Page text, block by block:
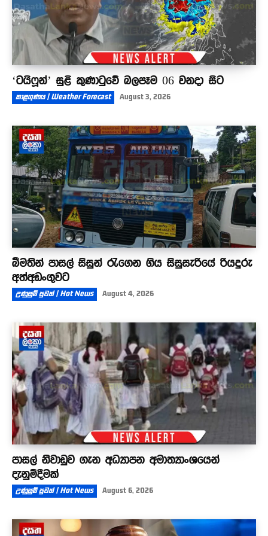
‘ටයිෆූන්’ සුළි කුණාටුවේ බලපෑම 06 වනදා සිට
කාළගුණය | Weather Forecast August 3, 2026
බීමතින් පාසල් සිසුන් රැගෙන ගිය සිසුසැරියේ රියදුරු
අත්අඩංගුවට
උණුසුම් පුවත් | Hot News August 4, 2026
පාසල් නිවාඩුව ගැන අධ්‍යාපන අමාත්‍යාංශයෙන්
දැනුම්දීමක්
උණුසුම් පුවත් | Hot News August 6, 2026